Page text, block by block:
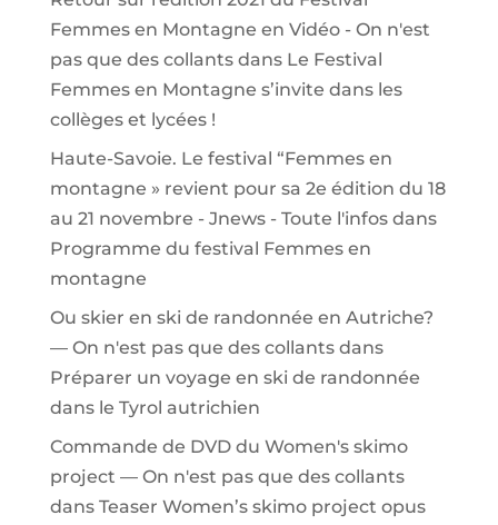
Femmes en Montagne en Vidéo - On n'est
pas que des collantsdans Le Festival
Femmes en Montagne s’invite dans les
collèges et lycées !
Haute-Savoie. Le festival “Femmes en
montagne » revient pour sa 2e édition du 18
au 21 novembre - Jnews - Toute l'infosdans
Programme du festival Femmes en
montagne
Ou skier en ski de randonnée en Autriche?
— On n'est pas que des collantsdans
Préparer un voyage en ski de randonnée
dans le Tyrol autrichien
Commande de DVD du Women's skimo
project — On n'est pas que des collants
dans Teaser Women’s skimo project opus